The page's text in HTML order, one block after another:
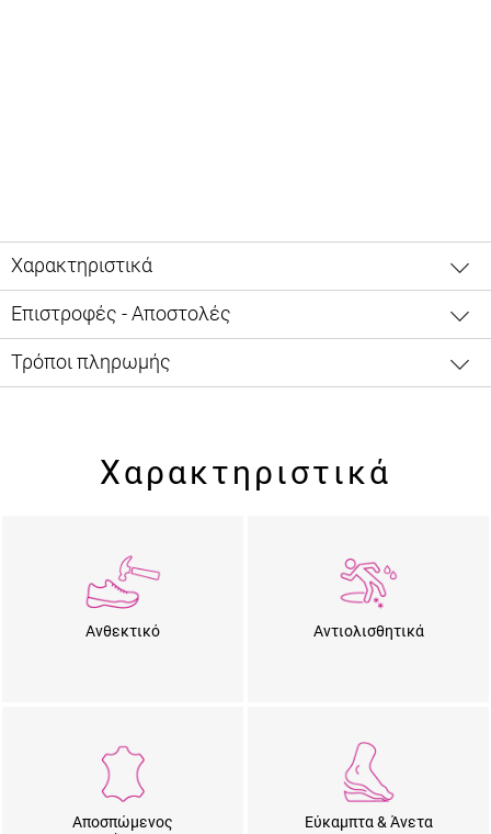
Χαρακτηριστικά
Επιστροφές - Αποστολές
Τρόποι πληρωμής
Χαρακτηριστικά
Ανθεκτικό Αντιολισθητικά
Αποσπώμενος
Εύκαμπτα & Άνετα